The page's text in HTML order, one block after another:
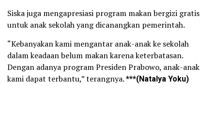
Siska juga mengapresiasi program makan bergizi gratis
untuk anak sekolah yang dicanangkan pemerintah.
“Kebanyakan kami mengantar anak-anak ke sekolah
dalam keadaan belum makan karena keterbatasan.
Dengan adanya program Presiden Prabowo, anak-anak
kami dapat terbantu,” terangnya.***(Natalya Yoku)